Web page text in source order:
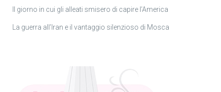
Il giorno in cui gli alleati smisero di capire l’America
La guerra all’Iran e il vantaggio silenzioso di Mosca